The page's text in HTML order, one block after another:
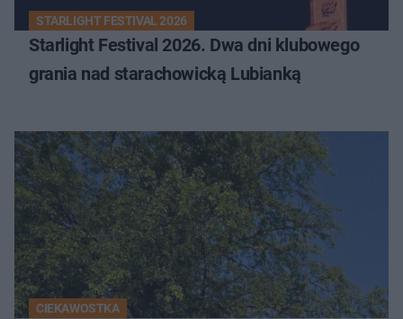
STARLIGHT FESTIVAL 2026
Starlight Festival 2026. Dwa dni klubowego
grania nad starachowicką Lubianką
CIEKAWOSTKA